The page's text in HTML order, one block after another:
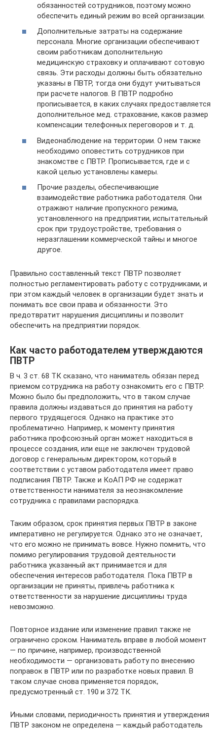
обязанностей сотрудников, поэтому можно
обеспечить единый режим во всей организации.
Дополнительные затраты на содержание
персонала. Многие организации обеспечивают
своим работникам дополнительную
медицинскую страховку и оплачивают сотовую
связь. Эти расходы должны быть обязательно
указаны в ПВТР, тогда они будут учитываться
при расчете налогов. В ПВТР подробно
прописывается, в каких случаях предоставляется
дополнительное мед. страхование, каков размер
компенсации телефонных переговоров и т. д.
Видеонаблюдение на территории. О нем также
необходимо оповестить сотрудников при
знакомстве с ПВТР. Прописывается, где и с
какой целью установлены камеры.
Прочие разделы, обеспечивающие
взаимодействие работника работодателя. Они
отражают наличие пропускного режима,
установленного на предприятии, испытательный
срок при трудоустройстве, требования о
неразглашении коммерческой тайны и многое
другое.
Правильно составленный текст ПВТР позволяет
полностью регламентировать работу с сотрудниками, и
при этом каждый человек в организации будет знать и
понимать все свои права и обязанности. Это
предотвратит нарушения дисциплины и позволит
обеспечить на предприятии порядок.
Как часто работодателем утверждаются
ПВТР
В ч. 3 ст. 68 ТК сказано, что наниматель обязан перед
приемом сотрудника на работу ознакомить его с ПВТР.
Можно было бы предположить, что в таком случае
правила должны издаваться до принятия на работу
первого трудящегося. Однако на практике это
проблематично. Например, к моменту принятия
работника профсоюзный орган может находиться в
процессе создания, или еще не заключен трудовой
договор с генеральным директором, который в
соответствии с уставом работодателя имеет право
подписания ПВТР. Также и КоАП РФ не содержат
ответственности нанимателя за неознакомление
сотрудника с правилами распорядка.
Таким образом, срок принятия первых ПВТР в законе
императивно не регулируется. Однако это не означает,
что его можно не принимать вовсе. Нужно помнить, что
помимо регулирования трудовой деятельности
работника указанный акт принимается и для
обеспечения интересов работодателя. Пока ПВТР в
организации не приняты, привлечь работника к
ответственности за нарушение дисциплины труда
невозможно.
Повторное издание или изменение правил также не
ограничено сроком. Наниматель вправе в любой момент
— по причине, например, производственной
необходимости — организовать работу по внесению
поправок в ПВТР или по разработке новых правил. В
таком случае снова применяется порядок,
предусмотренный ст. 190 и 372 ТК.
Иными словами, периодичность принятия и утверждения
ПВТР законом не определена — каждый работодатель